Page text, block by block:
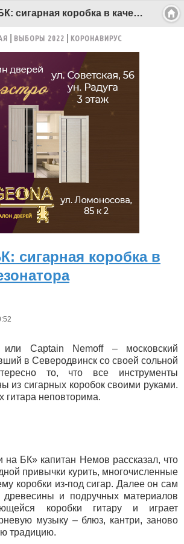
Хобби на БК: сигарная коробка в качестве резонатора - Беломорканал Северодвинск tv29.ru
ВЫБОРЫ 2022 КОРОНАВИРУС
сигарная коробка в
Captain Nemoff – московский
в Северодвинск со своей сольной
то, что все инструменты
из сигарных коробок своими руками.
гитара неповторима.
на БК» капитан Немов рассказал, что
привычки курить, многочисленные
коробки из-под сигар. Далее он сам
и подручных материалов
коробки гитару и играет
музыку – блюз, кантри, заново
традицию.